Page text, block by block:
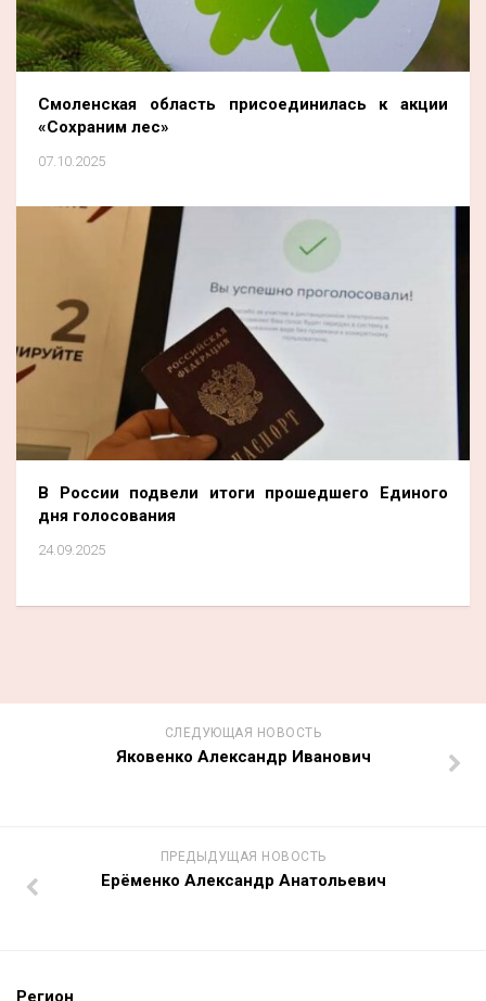
Смоленская область присоединилась к акции
«Сохраним лес»
07.10.2025
В России подвели итоги прошедшего Единого
дня голосования
24.09.2025
СЛЕДУЮЩАЯ НОВОСТЬ
Яковенко Александр Иванович
ПРЕДЫДУЩАЯ НОВОСТЬ
Ерёменко Александр Анатольевич